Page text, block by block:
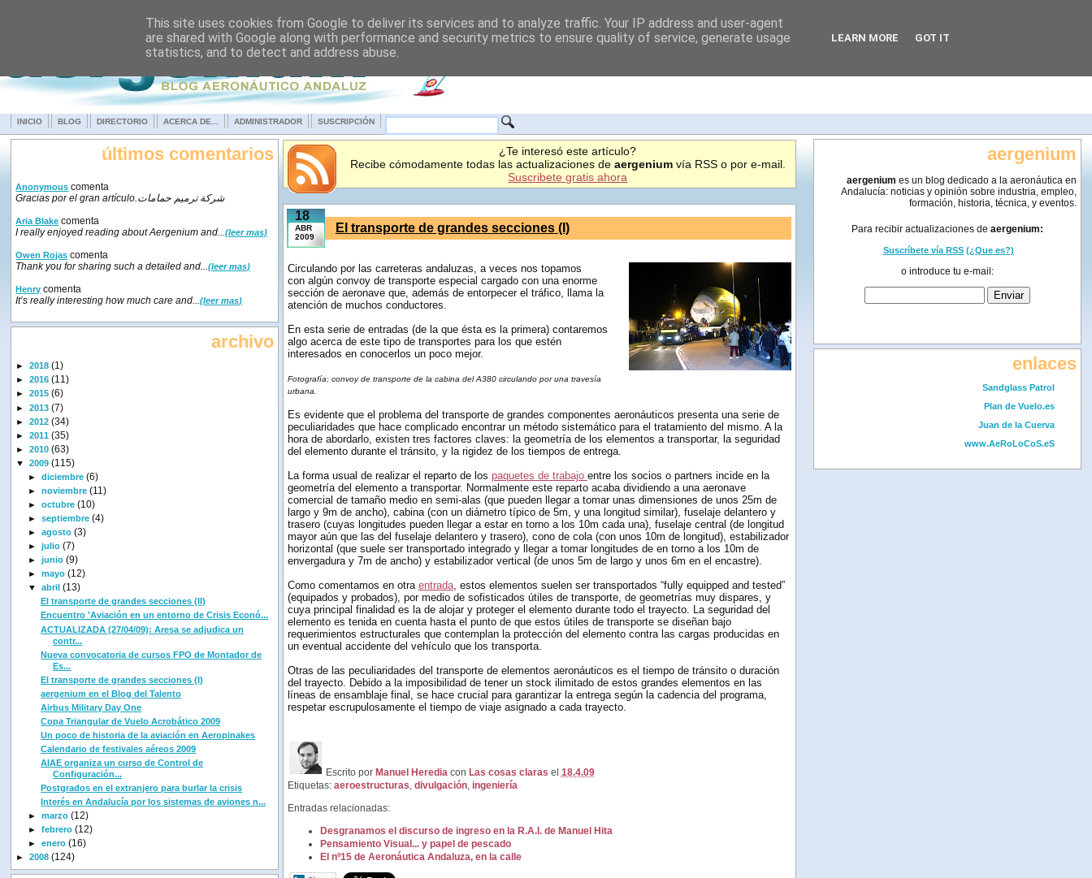
INICIO BLOG DIRECTORIO ACERCA DE... ADMINISTRADOR SUSCRIPCIÓN
últimos comentarios
Anonymous comenta
Gracias por el gran artículo.شركة ترميم حمامات
Aria Blake comenta
I really enjoyed reading about Aergenium and...(leer mas)
Owen Rojas comenta
Thank you for sharing such a detailed and...(leer mas)
Henry comenta
It’s really interesting how much care and...(leer mas)
archivo
►2018 (1)
►2016 (11)
►2015 (6)
►2013 (7)
►2012 (34)
►2011 (35)
►2010 (63)
▼2009 (115)
►diciembre (6)
►noviembre (11)
►octubre (10)
►septiembre (4)
►agosto (3)
►julio (7)
►junio (9)
►mayo (12)
▼abril (13)
El transporte de grandes secciones (II)
Encuentro 'Aviación en un entorno de Crisis Econó...
ACTUALIZADA (27/04/09): Aresa se adjudica un
contr...
Nueva convocatoria de cursos FPO de Montador de
Es...
El transporte de grandes secciones (I)
aergenium en el Blog del Talento
Airbus Military Day One
Copa Triangular de Vuelo Acrobático 2009
Un poco de historia de la aviación en Aeropinakes
Calendario de festivales aéreos 2009
AIAE organiza un curso de Control de
Configuración...
Postgrados en el extranjero para burlar la crisis
Interés en Andalucía por los sistemas de aviones n...
►marzo (12)
►febrero (12)
►enero (16)
►2008 (124)
¿Te interesó este artículo?
Recibe cómodamente todas las actualizaciones de aergeniumvía RSS o por e-mail.
Suscribete gratis ahora
18
ABR
2009
El transporte de grandes secciones (I)
Circulando por las carreteras andaluzas, a veces nos topamos
con algún convoy de transporte especial cargado con una enorme
sección de aeronave que, además de entorpecer el tráfico, llama la
atención de muchos conductores.
En esta serie de entradas (de la que ésta es la primera) contaremos
algo acerca de este tipo de transportes para los que estén
interesados en conocerlos un poco mejor.
Fotografía: convoy de transporte de la cabina del A380 circulando por una travesía
urbana.
Es evidente que el problema del transporte de grandes componentes aeronáuticos presenta una serie de
peculiaridades que hace complicado encontrar un método sistemático para el tratamiento del mismo. A la
hora de abordarlo, existen tres factores claves: la geometría de los elementos a transportar, la seguridad
del elemento durante el tránsito, y la rigidez de los tiempos de entrega.
La forma usual de realizar el reparto de los paquetes de trabajo entre los socios o partners incide en la
geometría del elemento a transportar. Normalmente este reparto acaba dividiendo a una aeronave
comercial de tamaño medio en semi-alas (que pueden llegar a tomar unas dimensiones de unos 25m de
largo y 9m de ancho), cabina (con un diámetro típico de 5m, y una longitud similar), fuselaje delantero y
trasero (cuyas longitudes pueden llegar a estar en torno a los 10m cada una), fuselaje central (de longitud
mayor aún que las del fuselaje delantero y trasero), cono de cola (con unos 10m de longitud), estabilizador
horizontal (que suele ser transportado integrado y llegar a tomar longitudes de en torno a los 10m de
envergadura y 7m de ancho) y estabilizador vertical (de unos 5m de largo y unos 6m en el encastre).
Como comentamos en otra entrada, estos elementos suelen ser transportados “fully equipped and tested”
(equipados y probados), por medio de sofisticados útiles de transporte, de geometrías muy dispares, y
cuya principal finalidad es la de alojar y proteger el elemento durante todo el trayecto. La seguridad del
elemento es tenida en cuenta hasta el punto de que estos útiles de transporte se diseñan bajo
requerimientos estructurales que contemplan la protección del elemento contra las cargas producidas en
un eventual accidente del vehículo que los transporta.
Otras de las peculiaridades del transporte de elementos aeronáuticos es el tiempo de tránsito o duración
del trayecto. Debido a la imposibilidad de tener un stock ilimitado de estos grandes elementos en las
líneas de ensamblaje final, se hace crucial para garantizar la entrega según la cadencia del programa,
respetar escrupulosamente el tiempo de viaje asignado a cada trayecto.
Escrito por Manuel Heredia con Las cosas claras el 18.4.09
Etiquetas: aeroestructuras divulgación, ingeniería
Entradas relacionadas:
Desgranamos el discurso de ingreso en la R.A.I. de Manuel Hita
Pensamiento Visual... y papel de pescado
El nº15 de Aeronáutica Andaluza, en la calle
aergenium
aergenium es un blog dedicado a la aeronáutica en
Andalucía: noticias y opinión sobre industria, empleo,
formación, historia, técnica, y eventos.
Para recibir actualizaciones de aergenium:
Suscríbete vía RSS (¿Que es?)
o introduce tu e-mail:
enlaces
Sandglass Patrol
Plan de Vuelo.es
Juan de la Cuerva
www.AeRoLoCoS.eS
This site uses cookies from Google to deliver its services and to analyze traffic. Your IP address and user-agent
are shared with Google along with performance and security metrics to ensure quality of service, generate usage
statistics, and to detect and address abuse.
LEARN MORE GOT IT